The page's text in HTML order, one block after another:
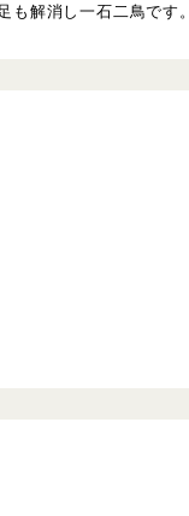
も解消し一石二鳥です。